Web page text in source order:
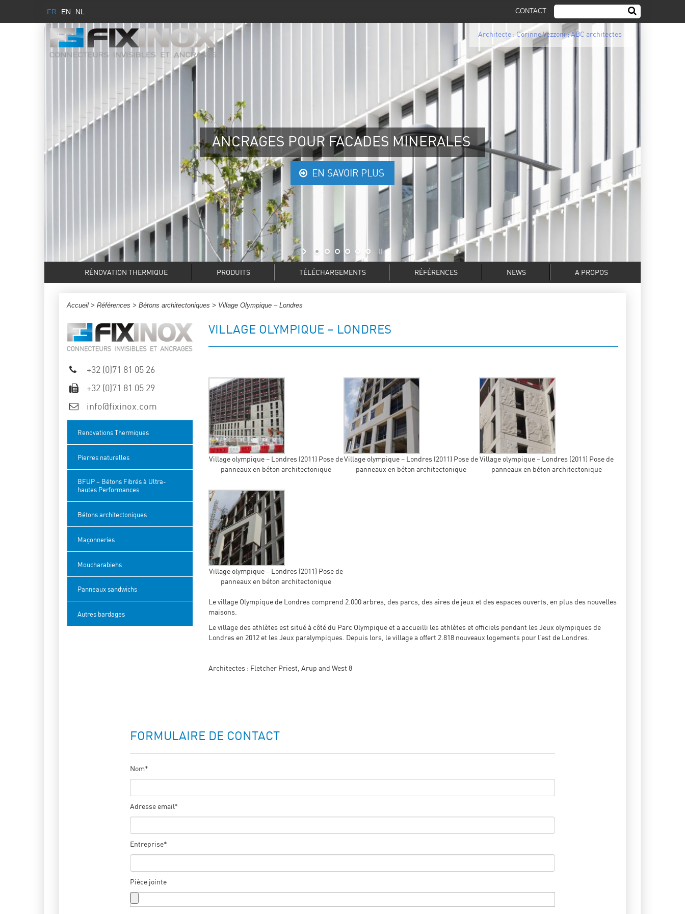
FR EN NL CONTACT
Architecte : Corinne Vezzoni ; ABC architectes
EN SAVOIR PLUS
ANCRAGES POUR FACADES MINERALES
RÉNOVATION THERMIQUE PRODUITS TÉLÉCHARGEMENTS RÉFÉRENCES NEWS A PROPOS
Accueil >Références >Bétons architectoniques > Village Olympique – Londres
+32 (0)71 81 05 26
+32 (0)71 81 05 29
info@fixinox.com
Renovations Thermiques
Pierres naturelles
BFUP – Bétons Fibrés à Ultra-
hautes Performances
Bétons architectoniques
Maçonneries
Moucharabiehs
Panneaux sandwichs
Autres bardages
VILLAGE OLYMPIQUE – LONDRES
Village olympique – Londres (2011) Pose de
panneaux en béton architectonique
Village olympique – Londres (2011) Pose de
panneaux en béton architectonique
Village olympique – Londres (2011) Pose de
panneaux en béton architectonique
Village olympique – Londres (2011) Pose de
panneaux en béton architectonique
Le village Olympique de Londres comprend 2.000 arbres, des parcs, des aires de jeux et des espaces ouverts, en plus des nouvelles
maisons.
Le village des athlètes est situé à côté du Parc Olympique et a accueilli les athlètes et officiels pendant les Jeux olympiques de
Londres en 2012 et les Jeux paralympiques. Depuis lors, le village a offert 2.818 nouveaux logements pour l’est de Londres.
Architectes : Fletcher Priest, Arup and West 8
FORMULAIRE DE CONTACT
Nom*
Adresse email*
Entreprise*
Pièce jointe